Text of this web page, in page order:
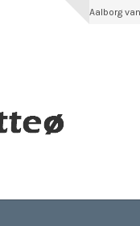
Aalborg